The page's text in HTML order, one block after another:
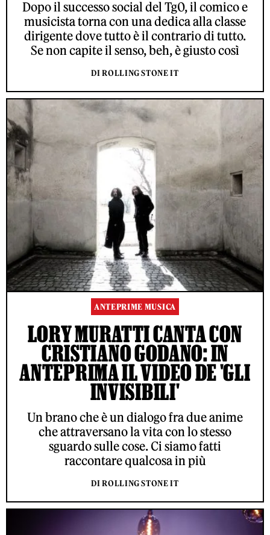
Dopo il successo social del Tg0, il comico e
musicista torna con una dedica alla classe
dirigente dove tutto è il contrario di tutto.
Se non capite il senso, beh, è giusto così
DI ROLLING STONE IT
ANTEPRIME MUSICA
LORY MURATTI CANTA CON
CRISTIANO GODANO: IN
ANTEPRIMA IL VIDEO DE 'GLI
INVISIBILI'
Un brano che è un dialogo fra due anime
che attraversano la vita con lo stesso
sguardo sulle cose. Ci siamo fatti
raccontare qualcosa in più
DI ROLLING STONE IT